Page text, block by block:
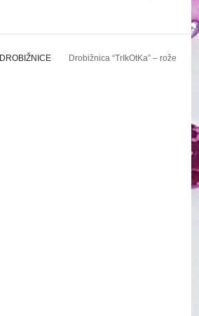
DROBIŽNICE Drobižnica “TrIkOtKa” – rože